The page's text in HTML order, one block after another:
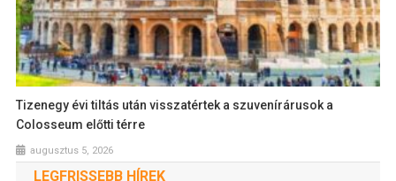
Tizenegy évi tiltás után visszatértek a szuvenírárusok a
Colosseum előtti térre
augusztus 5, 2026
LEGFRISSEBB HÍREK